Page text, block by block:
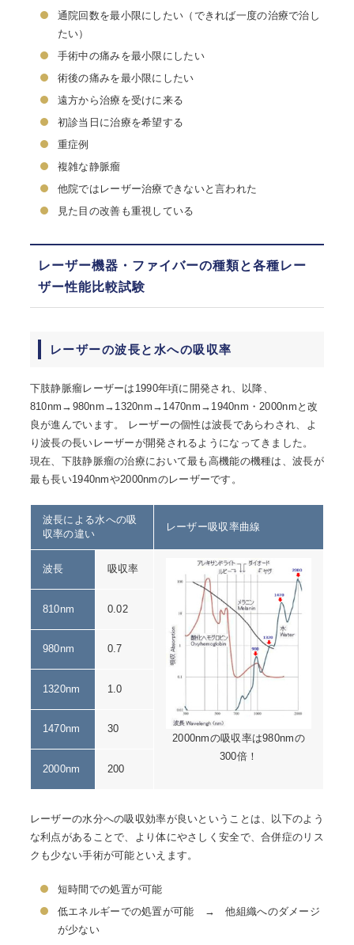
通院回数を最小限にしたい（できれば一度の治療で治し
たい）
手術中の痛みを最小限にしたい
術後の痛みを最小限にしたい
遠方から治療を受けに来る
初診当日に治療を希望する
重症例
複雑な静脈瘤
他院ではレーザー治療できないと言われた
見た目の改善も重視している
レーザー機器・ファイバーの種類と各種レー
ザー性能比較試験
レーザーの波長と水への吸収率
下肢静脈瘤レーザーは1990年頃に開発され、以降、
810nm→980nm→1320nm→1470nm→1940nm・2000nmと改
良が進んでいます。 レーザーの個性は波長であらわされ、よ
り波長の長いレーザーが開発されるようになってきました。
現在、下肢静脈瘤の治療において最も高機能の機種は、波長が
最も長い1940nmや2000nmのレーザーです。
波長による水への吸
収率の違い
レーザー吸収率曲線
波長 吸収率
2000nmの吸収率は980nmの
300倍！
810nm 0.02
980nm 0.7
1320nm 1.0
1470nm 30
2000nm 200
レーザーの水分への吸収効率が良いということは、以下のよう
な利点があることで、より体にやさしく安全で、合併症のリス
クも少ない手術が可能といえます。
短時間での処置が可能
低エネルギーでの処置が可能 → 他組織へのダメージ
が少ない